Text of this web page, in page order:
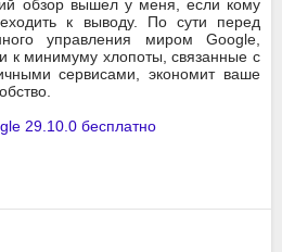
обзор вышел у меня, если кому
к выводу. По сути перед
управления миром Google,
к минимуму хлопоты, связанные с
сервисами, экономит ваше
29.10.0 бесплатно